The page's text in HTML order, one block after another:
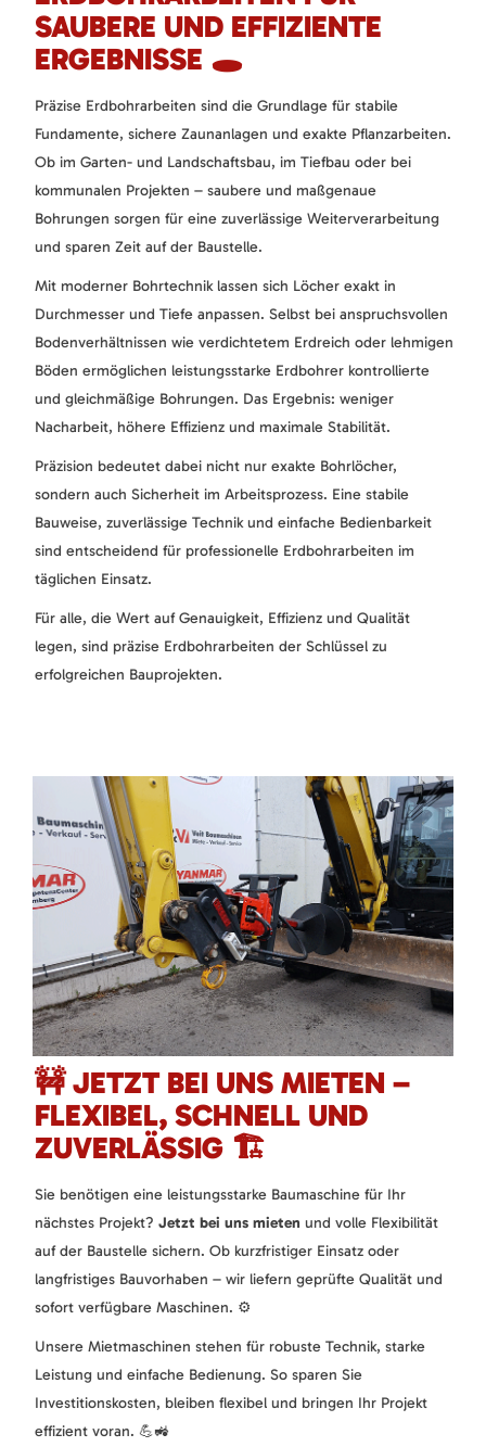
SAUBERE UND EFFIZIENTE
ERGEBNISSE 🕳️
Präzise Erdbohrarbeiten sind die Grundlage für stabile
Fundamente, sichere Zaunanlagen und exakte Pflanzarbeiten.
Ob im Garten- und Landschaftsbau, im Tiefbau oder bei
kommunalen Projekten – saubere und maßgenaue
Bohrungen sorgen für eine zuverlässige Weiterverarbeitung
und sparen Zeit auf der Baustelle.
Mit moderner Bohrtechnik lassen sich Löcher exakt in
Durchmesser und Tiefe anpassen. Selbst bei anspruchsvollen
Bodenverhältnissen wie verdichtetem Erdreich oder lehmigen
Böden ermöglichen leistungsstarke Erdbohrer kontrollierte
und gleichmäßige Bohrungen. Das Ergebnis: weniger
Nacharbeit, höhere Effizienz und maximale Stabilität.
Präzision bedeutet dabei nicht nur exakte Bohrlöcher,
sondern auch Sicherheit im Arbeitsprozess. Eine stabile
Bauweise, zuverlässige Technik und einfache Bedienbarkeit
sind entscheidend für professionelle Erdbohrarbeiten im
täglichen Einsatz.
Für alle, die Wert auf Genauigkeit, Effizienz und Qualität
legen, sind präzise Erdbohrarbeiten der Schlüssel zu
erfolgreichen Bauprojekten.
🚧 JETZT BEI UNS MIETEN –
FLEXIBEL, SCHNELL UND
ZUVERLÄSSIG 🏗️
Sie benötigen eine leistungsstarke Baumaschine für Ihr
nächstes Projekt? Jetzt bei uns mieten und volle Flexibilität
auf der Baustelle sichern. Ob kurzfristiger Einsatz oder
langfristiges Bauvorhaben – wir liefern geprüfte Qualität und
sofort verfügbare Maschinen. ⚙️
Unsere Mietmaschinen stehen für robuste Technik, starke
Leistung und einfache Bedienung. So sparen Sie
Investitionskosten, bleiben flexibel und bringen Ihr Projekt
effizient voran. 💪🚜